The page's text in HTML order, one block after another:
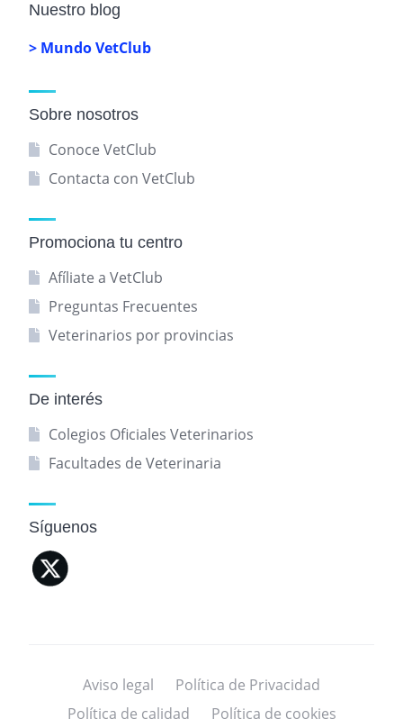
Nuestro blog
> Mundo VetClub
Sobre nosotros
Conoce VetClub
Contacta con VetClub
Promociona tu centro
Afíliate a VetClub
Preguntas Frecuentes
Veterinarios por provincias
De interés
Colegios Oficiales Veterinarios
Facultades de Veterinaria
Síguenos
Aviso legal
Política de Privacidad
Política de calidad
Política de cookies